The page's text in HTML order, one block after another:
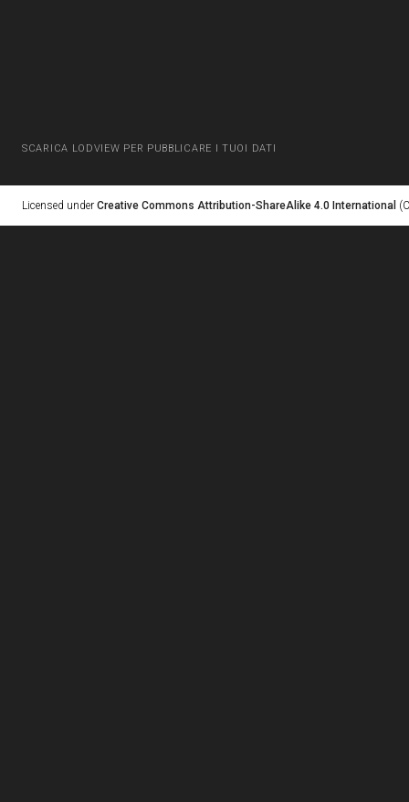
SCARICA LODVIEW PER PUBBLICARE I TUOI DATI
Licensed under Creative Commons Attribution-ShareAlike 4.0 International